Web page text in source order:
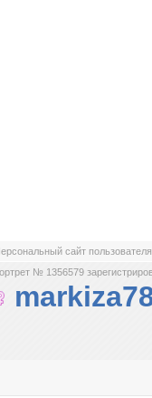
сайт пользователя
№ 1356579